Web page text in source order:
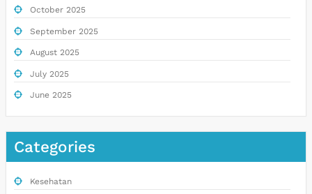
October 2025
September 2025
August 2025
July 2025
June 2025
Categories
Kesehatan